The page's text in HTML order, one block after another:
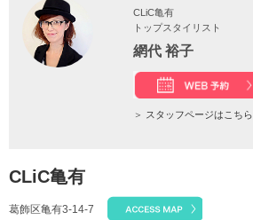
CLiC亀有
トップスタイリスト
網代 裕子
＞ スタッフページはこちら
CLiC亀有
葛飾区亀有3-14-7